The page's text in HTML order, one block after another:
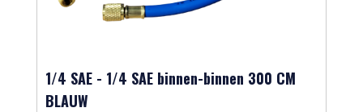
1/4 SAE - 1/4 SAE binnen-binnen 300 CM
BLAUW